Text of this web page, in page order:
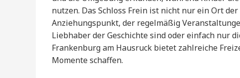
nutzen. Das Schloss Frein ist nicht nur ein Ort
Anziehungspunkt, der regelmäßig
Liebhaber der Geschichte sind oder einfach nur
Frankenburg am Hausruck bietet zahlreiche
Momente schaffen.